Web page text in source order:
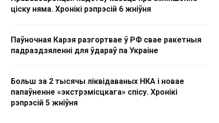
ціску няма. Хронікі рэпрэсій 6 жніўня
Паўночная Карэя разгортвае ў РФ свае ракетныя
падраздзяленні для ўдараў па Украіне
Больш за 2 тысячы ліквідаваных НКА і новае
папаўненне «экстрэмісцкага» спісу. Хронікі
рэпрэсій 5 жніўня